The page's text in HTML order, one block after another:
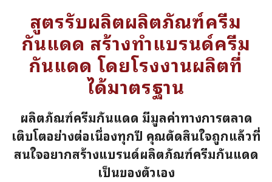
สูตรรับผลิตผลิตภัณฑ์ครีม
กันแดด สร้างทำแบรนด์ครีม
กันแดด โดยโรงงานผลิตที่
ได้มาตรฐาน
ผลิตภัณฑ์ครีมกันแดด มีมูลค่าทางการตลาด
เติบโตอย่างต่อเนื่องทุกปี คุณตัดสินใจถูกแล้วที่
สนใจอยากสร้างแบรนด์ผลิตภัณฑ์ครีมกันแดด
เป็นของตัวเอง